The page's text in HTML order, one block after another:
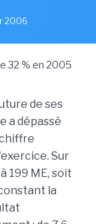
2006
de ses
a dépassé
Sur
199 ME, soit
la